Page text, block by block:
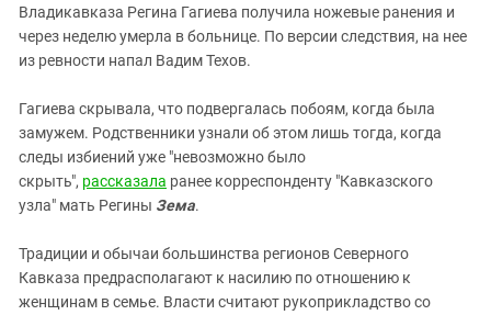
Владикавказа Регина Гагиева получила ножевые ранения и
через неделю умерла в больнице. По версии следствия, на нее
из ревности напал Вадим Техов.
Гагиева скрывала, что подвергалась побоям, когда была
замужем. Родственники узнали об этом лишь тогда, когда
следы избиений уже "невозможно было
скрыть", рассказала ранее корреспонденту "Кавказского
узла" мать Регины Зема.
Традиции и обычаи большинства регионов Северного
Кавказа предрасполагают к насилию по отношению к
женщинам в семье. Власти считают рукоприкладство со